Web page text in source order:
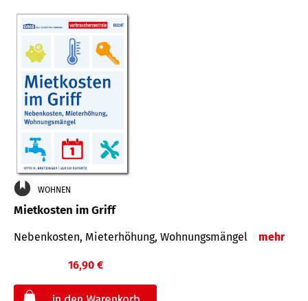
WOHNEN
Mietkosten im Griff
Nebenkosten, Mieterhöhung, Wohnungsmängel mehr
16,90 €